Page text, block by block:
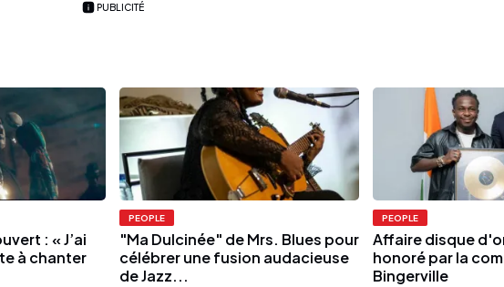
PUBLICITÉ
: « J’ai
à chanter
PEOPLE
"Ma Dulcinée" de Mrs. Blues pour
célébrer une fusion audacieuse
de Jazz...
PEOPLE
Affaire disque
honoré par la
Bingerville